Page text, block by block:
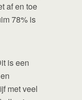
af en toe
78% is
is een
met veel